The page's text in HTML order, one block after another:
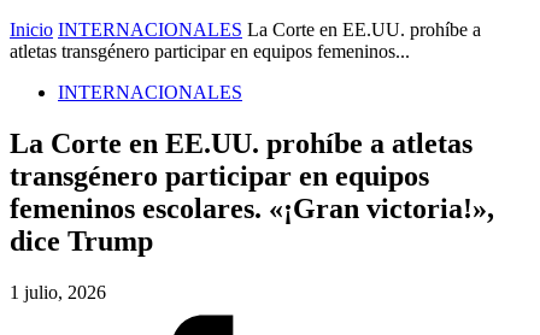
Inicio INTERNACIONALES La Corte en EE.UU. prohíbe a
atletas transgénero participar en equipos femeninos...
INTERNACIONALES
La Corte en EE.UU. prohíbe a atletas
transgénero participar en equipos
femeninos escolares. «¡Gran victoria!»,
dice Trump
1 julio, 2026